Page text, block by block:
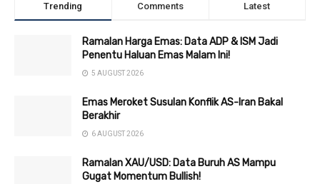
Trending Comments Latest
Ramalan Harga Emas: Data ADP & ISM Jadi
Penentu Haluan Emas Malam Ini!
5 AUGUST 2026
Emas Meroket Susulan Konflik AS-Iran Bakal
Berakhir
6 AUGUST 2026
Ramalan XAU/USD: Data Buruh AS Mampu
Gugat Momentum Bullish!